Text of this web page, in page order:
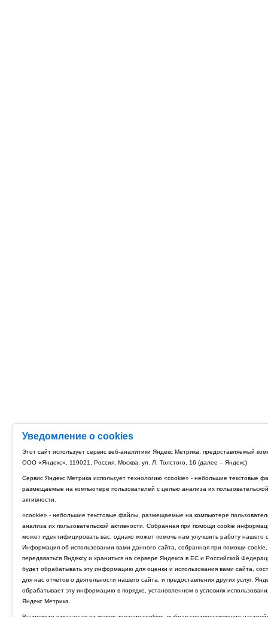
Уведомление о cookies
Этот сайт использует сервис веб-аналитики Яндекс Метрика, предоставляемый
ООО «Яндекс», 119021, Россия, Москва, ул. Л. Толстого, 16 (далее – Яндекс)
Сервис Яндекс Метрика использует технологию «cookie» - небольшие текстовые
размещаемые на компьютере пользователей с целью анализа их пользовательской
активности.
«cookie» - небольшие текстовые файлы, размещаемые на компьютере
анализа их пользовательской активности. Собранная при помощи cookie
может идентифицировать вас, однако может помочь нам улучшить работу нашего
Информация об использовании вами данного сайта, собранная при помощи cookie,
передаваться Яндексу и храниться на сервере Яндекса в ЕС и Российской
будет обрабатывать эту информацию для оценки и использования вами сайта,
для нас отчетов о деятельности нашего сайта, и предоставления других услуг.
обрабатывает эту информацию в порядке, установленном в условиях
Яндекс Метрика.